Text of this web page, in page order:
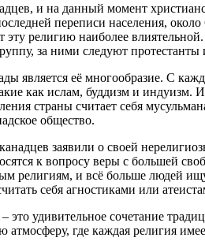
и на данный момент
переписи населения, около
эту религию наиболее
за ними следуют
является её многообразие. С
как ислам, буддизм и индуизм.
страны считает себя
общество.
заявили о своей
к вопросу веры с большей
религиям, и всё больше людей
себя агностиками или
это удивительное сочетание
атмосферу, где каждая религия